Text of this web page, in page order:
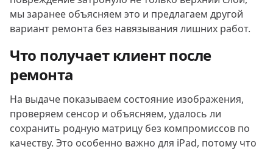
мы заранее объясняем это и предлагаем другой
вариант ремонта без навязывания лишних работ.
Что получает клиент после
ремонта
На выдаче показываем состояние изображения,
проверяем сенсор и объясняем, удалось ли
сохранить родную матрицу без компромиссов по
качеству. Это особенно важно для iPad, потому что